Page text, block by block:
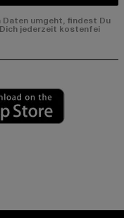
umgeht, findest Du
jederzeit kostenfei